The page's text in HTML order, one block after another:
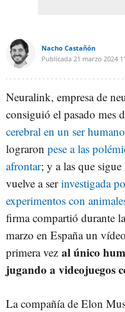
Nacho Castañón
Publicada 21 marzo 2024
Neuralink, empresa de
consiguió el pasado mes
cerebral en un ser humano
lograron pese a las
afrontar; y a las que
vuelve a serinvestigada
experimentos con
firma compartió durante
marzo en España un
primera vez al único
jugando a videojuegos
La compañía de Elon